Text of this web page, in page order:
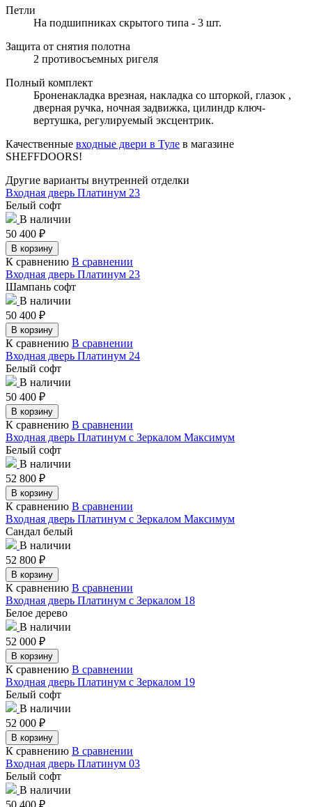
Петли
На подшипниках скрытого типа - 3 шт.
Защита от снятия полотна
2 противосъемных ригеля
Полный комплект
Броненакладка врезная, накладка со шторкой, глазок ,
дверная ручка, ночная задвижка, цилиндр ключ-
вертушка, регулируемый эксцентрик.
Качественные входные двери в Туле в магазине
SHEFFDOORS!
Другие варианты внутренней отделки
Входная дверь Платинум 23
Белый софт
В наличии
50 400 ₽
В корзину
К сравнению В сравнении
Входная дверь Платинум 23
Шампань софт
В наличии
50 400 ₽
В корзину
К сравнению В сравнении
Входная дверь Платинум 24
Белый софт
В наличии
50 400 ₽
В корзину
К сравнению В сравнении
Входная дверь Платинум с Зеркалом Максимум
Белый софт
В наличии
52 800 ₽
В корзину
К сравнению В сравнении
Входная дверь Платинум с Зеркалом Максимум
Сандал белый
В наличии
52 800 ₽
В корзину
К сравнению В сравнении
Входная дверь Платинум с Зеркалом 18
Белое дерево
В наличии
52 000 ₽
В корзину
К сравнению В сравнении
Входная дверь Платинум с Зеркалом 19
Белый софт
В наличии
52 000 ₽
В корзину
К сравнению В сравнении
Входная дверь Платинум 03
Белый софт
В наличии
50 400 ₽